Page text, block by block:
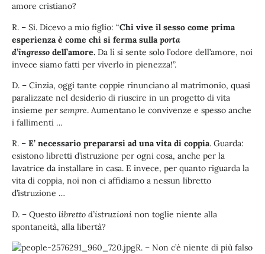
amore cristiano?
R. – Sì. Dicevo a mio figlio: “Chi vive il sesso come prima
esperienza è come chi si ferma sullaporta
d’ingresso dell’amore. Da lì si sente solo l’odore dell’amore, noi
invece siamo fatti per viverlo in pienezza!”.
D. – Cinzia, oggi tante coppie rinunciano al matrimonio, quasi
paralizzate nel desiderio di riuscire in un progetto di vita
insieme per sempre. Aumentano le convivenze e spesso anche
i fallimenti …
R. – E’ necessario prepararsi ad una vita di coppia. Guarda:
esistono libretti d’istruzione per ogni cosa, anche per la
lavatrice da installare in casa. E invece, per quanto riguarda la
vita di coppia, noi non ci affidiamo a nessun libretto
d’istruzione …
D. – Questo libretto d’istruzioni non toglie niente alla
spontaneità, alla libertà?
R. – Non c’è niente di più falso